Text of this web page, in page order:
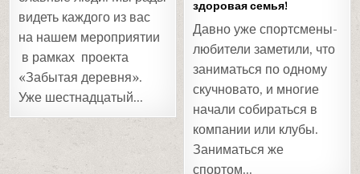
видеть каждого из вас
на нашем мероприятии
в рамках проекта
«Забытая деревня».
Уже шестнадцатый…
здоровая семья!
Давно уже спортсмены-
любители заметили, что
заниматься по одному
скучновато, и многие
начали собираться в
компании или клубы.
Заниматься же
спортом…